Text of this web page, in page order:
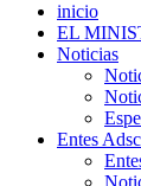
inicio
EL
Noticias
Entes